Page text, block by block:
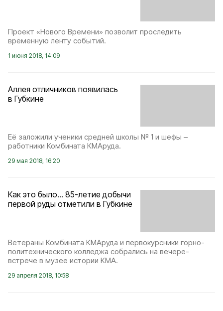
Проект «Нового Времени» позволит проследить
временную ленту событий.
1 июня 2018, 14:09
Аллея отличников появилась
в Губкине
Её заложили ученики средней школы № 1 и шефы –
работники Комбината КМАруда.
29 мая 2018, 16:20
Как это было… 85-летие добычи
первой руды отметили в Губкине
Ветераны Комбината КМАруда и первокурсники горно-
политехнического колледжа собрались на вечере-
встрече в музее истории КМА.
29 апреля 2018, 10:58